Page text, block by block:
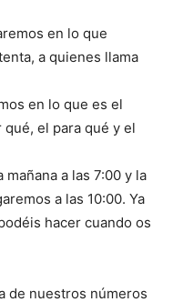
en lo que
a quienes llama
en lo que es el
el para qué y el
a las 7:00 y la
a las 10:00. Ya
hacer cuando os
de nuestros números